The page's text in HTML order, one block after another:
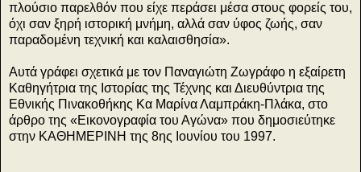
πλούσιο παρελθόν που είχε περάσει μέσα στους φορείς του,
όχι σαν ξηρή ιστορική μνήμη, αλλά σαν ύφος ζωής, σαν
παραδομένη τεχνική και καλαισθησία».
Αυτά γράφει σχετικά με τον Παναγιώτη Ζωγράφο η εξαίρετη
Καθηγήτρια της Ιστορίας της Τέχνης και Διευθύντρια της
Εθνικής Πινακοθήκης Κα Μαρίνα Λαμπράκη-Πλάκα, στο
άρθρο της «Εικονογραφία του Αγώνα» που δημοσιεύτηκε
στην ΚΑΘΗΜΕΡΙΝΗ της 8ης Ιουνίου του 1997.